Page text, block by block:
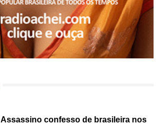
Assassino confesso de brasileira nos